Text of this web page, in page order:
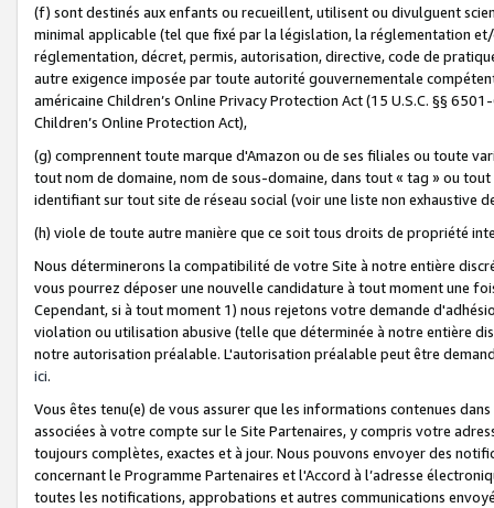
(f) sont destinés aux enfants ou recueillent, utilisent ou divulguent
minimal applicable (tel que fixé par la législation, la réglementation
réglementation, décret, permis, autorisation, directive, code de
autre exigence imposée par toute autorité gouvernementale
américaine Children’s Online Privacy Protection Act (15 U.S.C. §§
Children’s Online Protection Act),
(g) comprennent toute marque d'Amazon ou de ses filiales ou toute
tout nom de domaine, nom de sous-domaine, dans tout « tag » ou
identifiant sur tout site de réseau social (voir une liste non exhaustive
(h) viole de toute autre manière que ce soit tous droits de propriété
Nous déterminerons la compatibilité de votre Site à notre entière
vous pourrez déposer une nouvelle candidature à tout moment une
Cependant, si à tout moment 1) nous rejetons votre demande
violation ou utilisation abusive (telle que déterminée à notre entière
notre autorisation préalable. L'autorisation préalable peut être
ici.
Vous êtes tenu(e) de vous assurer que les informations contenues
associées à votre compte sur le Site Partenaires, y compris votre
toujours complètes, exactes et à jour. Nous pouvons envoyer des
concernant le Programme Partenaires et l'Accord à l’adresse
toutes les notifications, approbations et autres communications